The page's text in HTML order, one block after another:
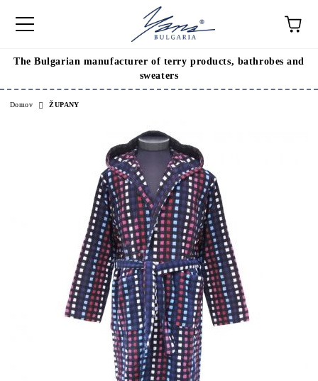
The Bulgarian manufacturer of terry products, bathrobes and
sweaters
Domov ŽUPANY